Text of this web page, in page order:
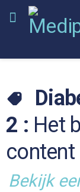
2 : Het
content
Bekijk